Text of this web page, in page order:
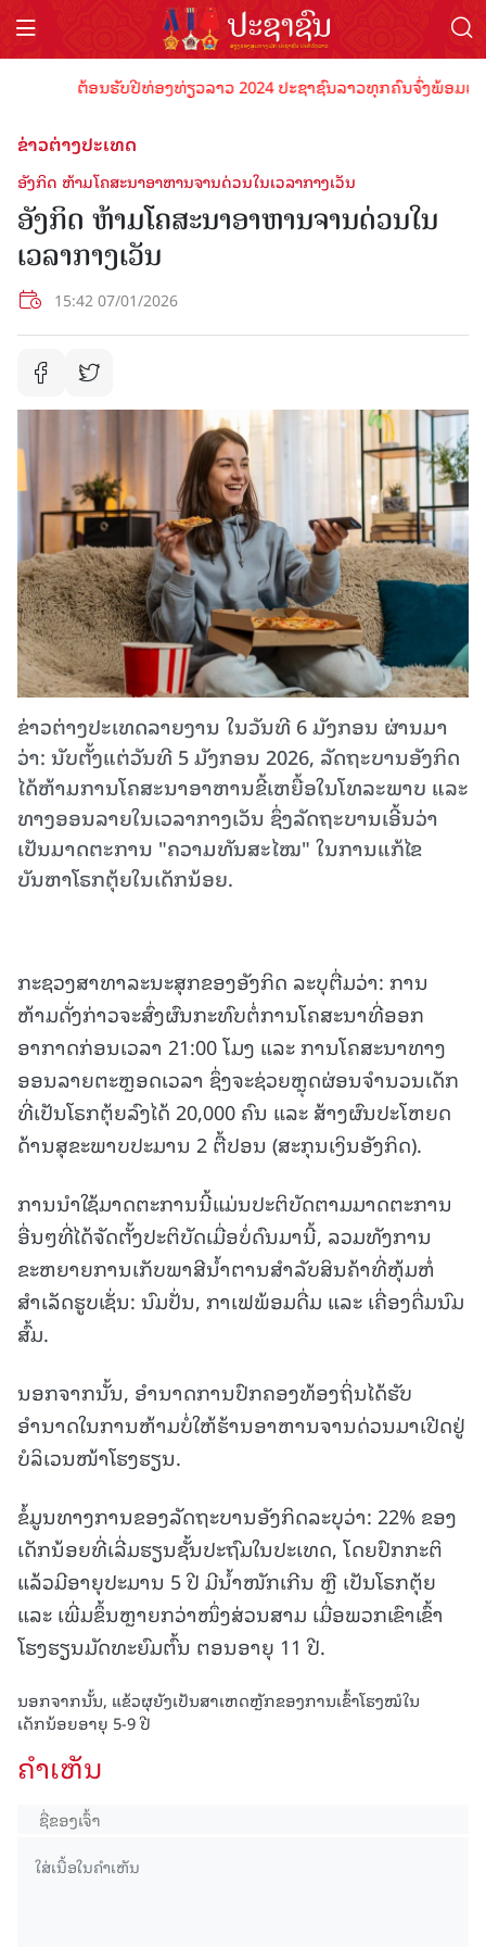
ຕ້ອນຮັບປີທ່ອງທ່ຽວລາວ 2024 ປະຊາຊົນລາວທຸກຄົນຈົ່ງພ້ອມເປັ
ຂ່າວຕ່າງປະເທດ
ອັງກິດ ຫ້າມໂຄສະນາອາຫານຈານດ່ວນໃນເວລາກາງເວັນ
ອັງກິດ ຫ້າມໂຄສະນາອາຫານຈານດ່ວນໃນ
ເວລາກາງເວັນ
15:42 07/01/2026
ຂ່າວຕ່າງປະເທດລາຍງານ ໃນວັນທີ 6 ມັງກອນ ຜ່ານມາ
ວ່າ: ນັບຕັ້ງແຕ່ວັນທີ 5 ມັງກອນ 2026, ລັດຖະບານອັງກິດ
ໄດ້ຫ້າມການໂຄສະນາອາຫານຂີ້ເຫຍື້ອໃນໂທລະພາບ ແລະ
ທາງອອນລາຍໃນເວລາກາງເວັນ ຊຶ່ງລັດຖະບານເອີ້ນວ່າ
ເປັນມາດຕະການ "ຄວາມທັນສະໄໝ" ໃນການແກ້ໄຂ
ບັນຫາໂຣກຕຸ້ຍໃນເດັກນ້ອຍ.
ກະຊວງສາທາລະນະສຸກຂອງອັງກິດ ລະບຸຕື່ມວ່າ: ການ
ຫ້າມດັ່ງກ່າວຈະສົ່ງຜົນກະທົບຕໍ່ການໂຄສະນາທີ່ອອກ
ອາກາດກ່ອນເວລາ 21:00 ໂມງ ແລະ ການໂຄສະນາທາງ
ອອນລາຍຕະຫຼອດເວລາ ຊຶ່ງຈະຊ່ວຍຫຼຸດຜ່ອນຈຳນວນເດັກ
ທີ່ເປັນໂຣກຕຸ້ຍລົງໄດ້ 20,000 ຄົນ ແລະ ສ້າງຜົນປະໂຫຍດ
ດ້ານສຸຂະພາບປະມານ 2 ຕື້ປອນ (ສະກຸນເງິນອັງກິດ).
ການນຳໃຊ້ມາດຕະການນີ້ແມ່ນປະຕິບັດຕາມມາດຕະການ
ອື່ນໆທີ່ໄດ້ຈັດຕັ້ງປະຕິບັດເມື່ອບໍ່ດົນມານີ້, ລວມທັງການ
ຂະຫຍາຍການເກັບພາສີນ້ຳຕານສຳລັບສິນຄ້າທີ່ຫຸ້ມຫໍ່
ສຳເລັດຮູບເຊັ່ນ: ນົມປັ່ນ, ກາເຟພ້ອມດື່ມ ແລະ ເຄື່ອງດື່ມນົມ
ສົ້ມ.
ນອກຈາກນັ້ນ, ອຳນາດການປົກຄອງທ້ອງຖິ່ນໄດ້ຮັບ
ອຳນາດໃນການຫ້າມບໍ່ໃຫ້ຮ້ານອາຫານຈານດ່ວນມາເປີດຢູ່
ບໍລິເວນໜ້າໂຮງຮຽນ.
ຂໍ້ມູນທາງການຂອງລັດຖະບານອັງກິດລະບຸວ່າ: 22% ຂອງ
ເດັກນ້ອຍທີ່ເລີ່ມຮຽນຊັ້ນປະຖົມໃນປະເທດ, ໂດຍປົກກະຕິ
ແລ້ວມີອາຍຸປະມານ 5 ປີ ມີນ້ຳໜັກເກີນ ຫຼື ເປັນໂຣກຕຸ້ຍ
ແລະ ເພີ່ມຂຶ້ນຫຼາຍກວ່າໜຶ່ງສ່ວນສາມ ເມື່ອພວກເຂົາເຂົ້າ
ໂຮງຮຽນມັດທະຍົມຕົ້ນ ຕອນອາຍຸ 11 ປີ.
ນອກຈາກນັ້ນ, ແຂ້ວຜຸຍັງເປັນສາເຫດຫຼັກຂອງການເຂົ້າໂຮງໝໍໃນ
ເດັກນ້ອຍອາຍຸ 5-9 ປີ
ຄໍາເຫັນ